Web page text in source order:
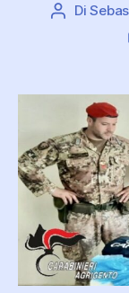
Autore
Di